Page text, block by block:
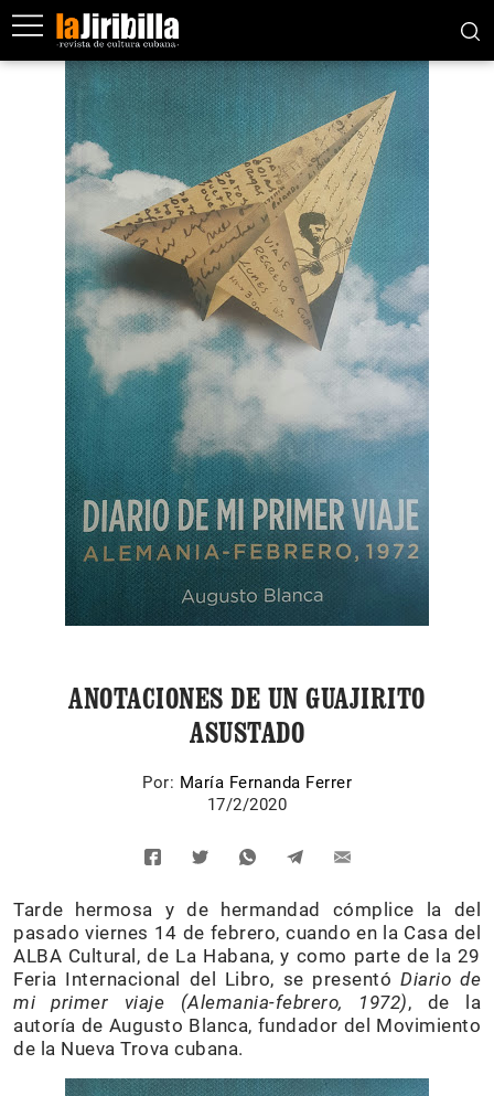
ANOTACIONES DE UN GUAJIRITO
ASUSTADO
Por: María Fernanda Ferrer
17/2/2020
Tarde hermosa y de hermandad cómplice la del
pasado viernes 14 de febrero, cuando en la Casa del
ALBA Cultural, de La Habana, y como parte de la 29
Feria Internacional del Libro, se presentóDiario de
mi primer viaje (Alemania-febrero, 1972), de la
autoría de Augusto Blanca, fundador del Movimiento
de la Nueva Trova cubana.